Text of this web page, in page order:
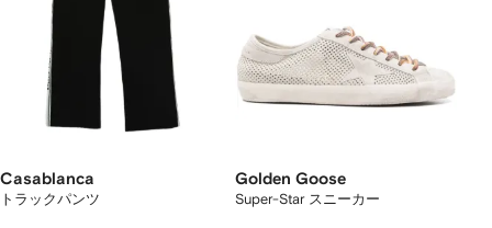
Casablanca
トラックパンツ
Golden Goose
Super-Star スニーカー